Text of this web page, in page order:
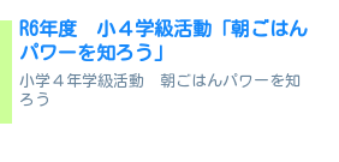
R6年度 小４学級活動「朝ごはん
パワーを知ろう」
小学４年学級活動 朝ごはんパワーを知
ろう